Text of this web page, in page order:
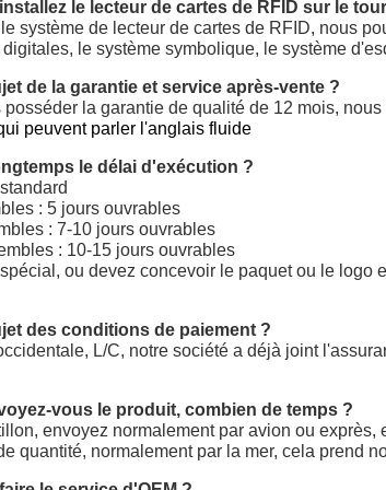
le lecteur de cartes de RFID sur le
système de lecteur de cartes de RFID, nous
le système symbolique, le système
de la garantie et service après-vente ?
posséder la garantie de qualité de 12 mois, nous
peuvent parler l'anglais fluide
le délai d'exécution ?
: 5 jours ouvrables
: 7-10 jours ouvrables
: 10-15 jours ouvrables
ou devez concevoir le paquet ou le
des conditions de paiement ?
L/C, notre société a déjà joint
vous le produit, combien de temps ?
envoyez normalement par avion ou exprès,
quantité, normalement par la mer, cela prend